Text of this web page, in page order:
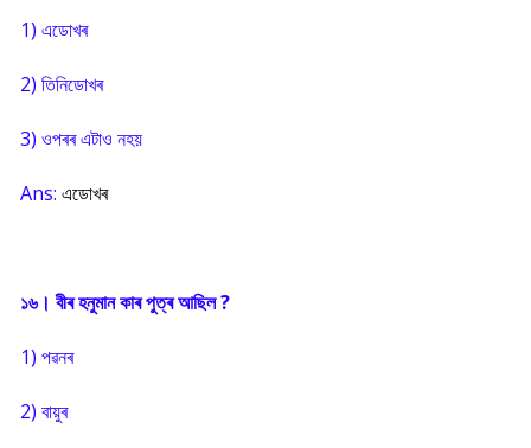
1) এডোখৰ
2) তিনিডোখৰ
3) ওপৰৰ এটাও নহয়
Ans: এডোখৰ
১৬। বীৰ হনুমান কাৰ পুত্ৰ আছিল ?
1) পৱনৰ
2) বায়ুৰ